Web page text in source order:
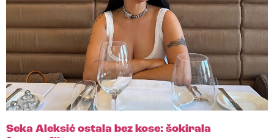
Seka Aleksić ostala bez kose: šokirala